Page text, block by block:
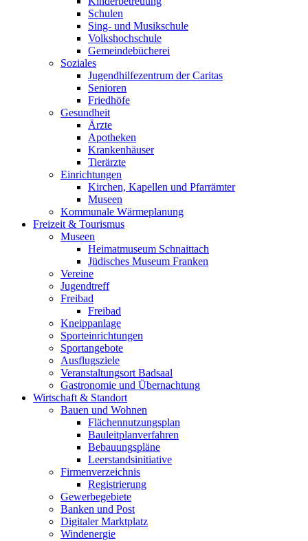
Schulen
Sing- und Musikschule
Volkshochschule
Gemeindebücherei
Soziales
Jugendhilfezentrum der Caritas
Senioren
Friedhöfe
Gesundheit
Ärzte
Apotheken
Krankenhäuser
Tierärzte
Einrichtungen
Kirchen, Kapellen und Pfarrämter
Museen
Kommunale Wärmeplanung
Freizeit & Tourismus
Museen
Heimatmuseum Schnaittach
Jüdisches Museum Franken
Vereine
Jugendtreff
Freibad
Freibad
Kneippanlage
Sporteinrichtungen
Sportangebote
Ausflugsziele
Veranstaltungsort Badsaal
Gastronomie und Übernachtung
Wirtschaft & Standort
Bauen und Wohnen
Flächennutzungsplan
Bauleitplanverfahren
Bebauungspläne
Leerstandsinitiative
Firmenverzeichnis
Registrierung
Gewerbegebiete
Banken und Post
Digitaler Marktplatz
Windenergie